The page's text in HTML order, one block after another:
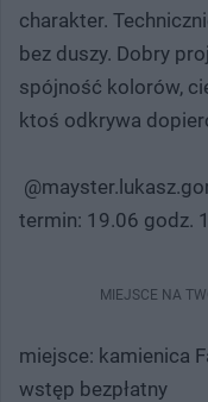
charakter.
bez duszy. Dobry
spójność kolorów,
ktoś odkrywa
termin: 19.06 godz.
MIEJSCE NA
miejsce: kamienica
wstęp bezpłatny